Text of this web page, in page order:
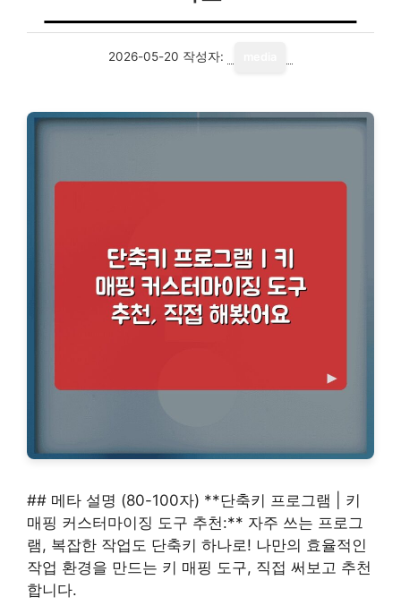
2026-05-20 작성자:
## 메타 설명 (80-100자) **단축키 프로그램 | 키
매핑 커스터마이징 도구 추천:** 자주 쓰는 프로그
램, 복잡한 작업도 단축키 하나로! 나만의 효율적인
작업 환경을 만드는 키 매핑 도구, 직접 써보고 추천
합니다.